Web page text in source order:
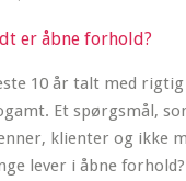
10 år talt med
Et spørgsmål,
klienter og ikke
lever i åbne